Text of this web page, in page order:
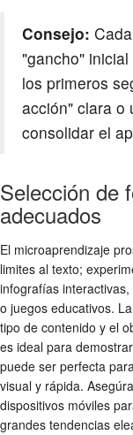
Consejo:
"gancho"
los primeros
acción" clara o
consolidar el
Selección de
adecuados
El microaprendizaje
limites al texto;
infografías
o juegos educativos.
tipo de contenido y el
es ideal para
puede ser perfecta
visual y rápida.
dispositivos móviles
grandes tendencias